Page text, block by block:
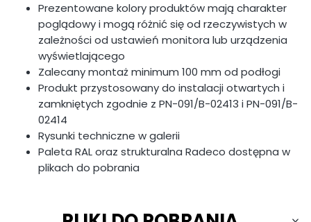
Prezentowane kolory produktów mają charakter
poglądowy i mogą różnić się od rzeczywistych w
zależności od ustawień monitora lub urządzenia
wyświetlającego
Zalecany montaż minimum 100 mm od podłogi
Produkt przystosowany do instalacji otwartych i
zamkniętych zgodnie z PN-091/B-02413 i PN-091/B-
02414
Rysunki techniczne w galerii
Paleta RAL oraz strukturalna Radeco dostępna w
plikach do pobrania